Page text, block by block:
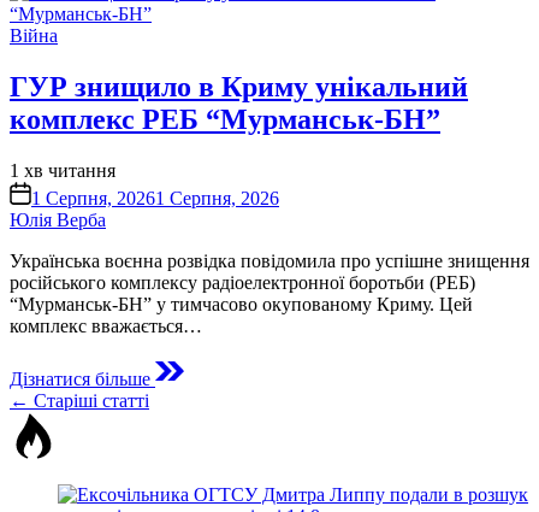
Опублікувати
Війна
ГУР знищило в Криму унікальний
комплекс РЕБ “Мурманськ-БН”
Орієнтовний
час
читання
1 хв читання
on 1 Серпня, 20261 Серпня, 2026
Юлія Верба
Українська воєнна розвідка повідомила про успішне знищення
російського комплексу радіоелектронної боротьби (РЕБ)
“Мурманськ-БН” у тимчасово окупованому Криму. Цей
комплекс вважається…
Дізнатися більше
Навігація
за
записами
← Старіші статті